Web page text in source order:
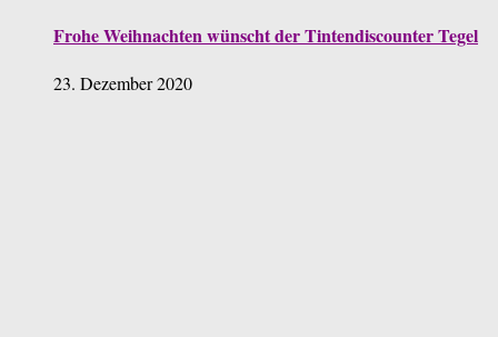
Frohe Weihnachten wünscht der Tintendiscounter Tegel
23. Dezember 2020